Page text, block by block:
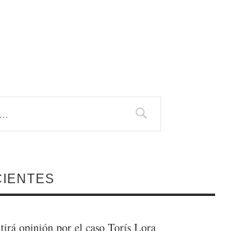
opinión por el caso Torís Lora